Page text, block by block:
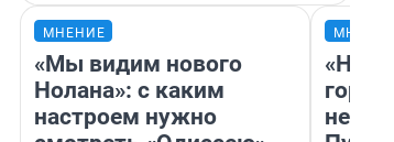
МНЕНИЕ
«Мы видим нового
Нолана»: с каким
настроем нужно
«Нет